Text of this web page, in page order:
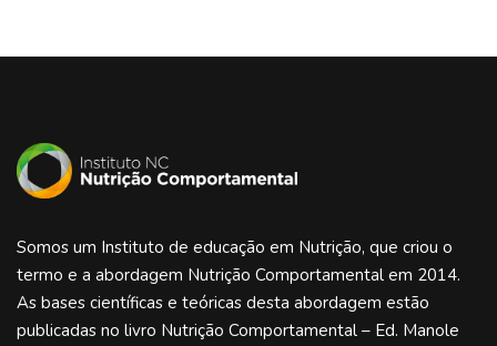
Somos um Instituto de educação em Nutrição, que criou o
termo e a abordagem Nutrição Comportamental em 2014.
As bases científicas e teóricas desta abordagem estão
publicadas no livro Nutrição Comportamental – Ed. Manole